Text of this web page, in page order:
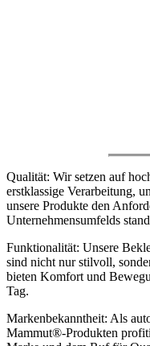
Qualität: Wir setzen auf
erstklassige Verarbeitung,
unsere Produkte den
Unternehmensumfelds
Funktionalität: Unsere
sind nicht nur stilvoll,
bieten Komfort und
Tag.
Markenbekanntheit: Als
Mammut®-Produkten